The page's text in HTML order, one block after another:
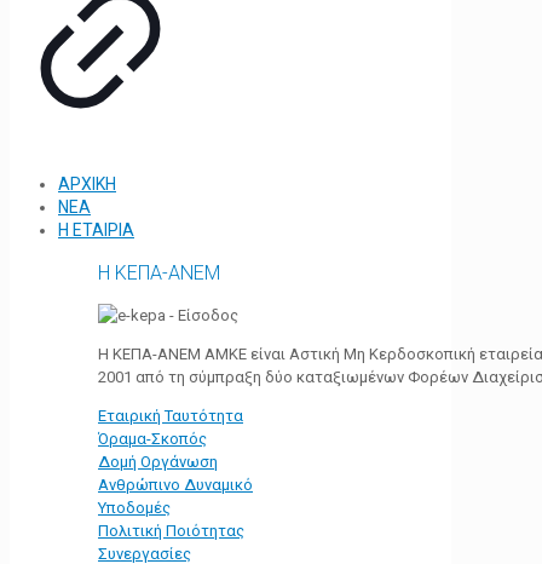
ΑΡΧΙΚΗ
ΝΕΑ
Η ΕΤΑΙΡΙΑ
Η ΚΕΠΑ-ΑΝΕΜ
Η ΚΕΠΑ-ΑΝΕΜ ΑΜΚΕ είναι Αστική Μη Κερδοσκοπική
2001 από τη σύμπραξη δύο καταξιωμένων Φορέων
Εταιρική Ταυτότητα
Όραμα-Σκοπός
Δομή Οργάνωση
Ανθρώπινο Δυναμικό
Υποδομές
Πολιτική Ποιότητας
Συνεργασίες